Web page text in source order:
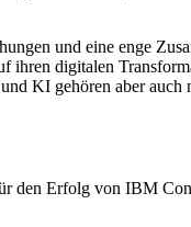
und eine enge
ihren digitalen
KI gehören aber
den Erfolg von IBM